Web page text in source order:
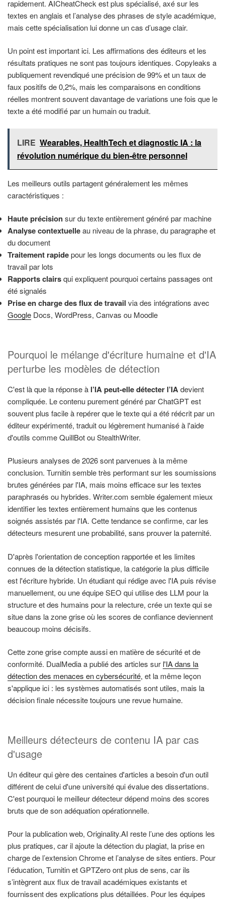
rapidement. AICheatCheck est plus spécialisé, axé sur les
textes en anglais et l’analyse des phrases de style académique,
mais cette spécialisation lui donne un cas d’usage clair.
Un point est important ici. Les affirmations des éditeurs et les
résultats pratiques ne sont pas toujours identiques. Copyleaks a
publiquement revendiqué une précision de 99% et un taux de
faux positifs de 0,2%, mais les comparaisons en conditions
réelles montrent souvent davantage de variations une fois que le
texte a été modifié par un humain ou traduit.
LIRE Wearables, HealthTech et diagnostic IA : la
révolution numérique du bien-être personnel
Les meilleurs outils partagent généralement les mêmes
caractéristiques :
Haute précisionsur du texte entièrement généré par machine
Analyse contextuelleau niveau de la phrase, du paragraphe et
du document
Traitement rapidepour les longs documents ou les flux de
travail par lots
Rapports clairsqui expliquent pourquoi certains passages ont
été signalés
Prise en charge des flux de travail via des intégrations avec
Google Docs, WordPress, Canvas ou Moodle
Pourquoi le mélange d'écriture humaine et d'IA
perturbe les modèles de détection
C'est là que la réponse à l’IA peut-elle détecter l’IAdevient
compliquée. Le contenu purement généré par ChatGPT est
souvent plus facile à repérer que le texte qui a été réécrit par un
éditeur expérimenté, traduit ou légèrement humanisé à l'aide
d'outils comme QuillBot ou StealthWriter.
Plusieurs analyses de 2026 sont parvenues à la même
conclusion. Turnitin semble très performant sur les soumissions
brutes générées par l'IA, mais moins efficace sur les textes
paraphrasés ou hybrides. Writer.com semble également mieux
identifier les textes entièrement humains que les contenus
soignés assistés par l'IA. Cette tendance se confirme, car les
détecteurs mesurent une probabilité, sans prouver la paternité.
D'après l'orientation de conception rapportée et les limites
connues de la détection statistique, la catégorie la plus difficile
est l'écriture hybride. Un étudiant qui rédige avec l'IA puis révise
manuellement, ou une équipe SEO qui utilise des LLM pour la
structure et des humains pour la relecture, crée un texte qui se
situe dans la zone grise où les scores de confiance deviennent
beaucoup moins décisifs.
Cette zone grise compte aussi en matière de sécurité et de
conformité. DualMedia a publié des articles sur l'IA dans la
détection des menaces en cybersécurité, et la même leçon
s'applique ici : les systèmes automatisés sont utiles, mais la
décision finale nécessite toujours une revue humaine.
Meilleurs détecteurs de contenu IA par cas
d'usage
Un éditeur qui gère des centaines d'articles a besoin d'un outil
différent de celui d'une université qui évalue des dissertations.
C'est pourquoi le meilleur détecteur dépend moins des scores
bruts que de son adéquation opérationnelle.
Pour la publication web, Originality.AI reste l’une des options les
plus pratiques, car il ajoute la détection du plagiat, la prise en
charge de l’extension Chrome et l’analyse de sites entiers. Pour
l’éducation, Turnitin et GPTZero ont plus de sens, car ils
s’intègrent aux flux de travail académiques existants et
fournissent des explications plus détaillées. Pour les équipes